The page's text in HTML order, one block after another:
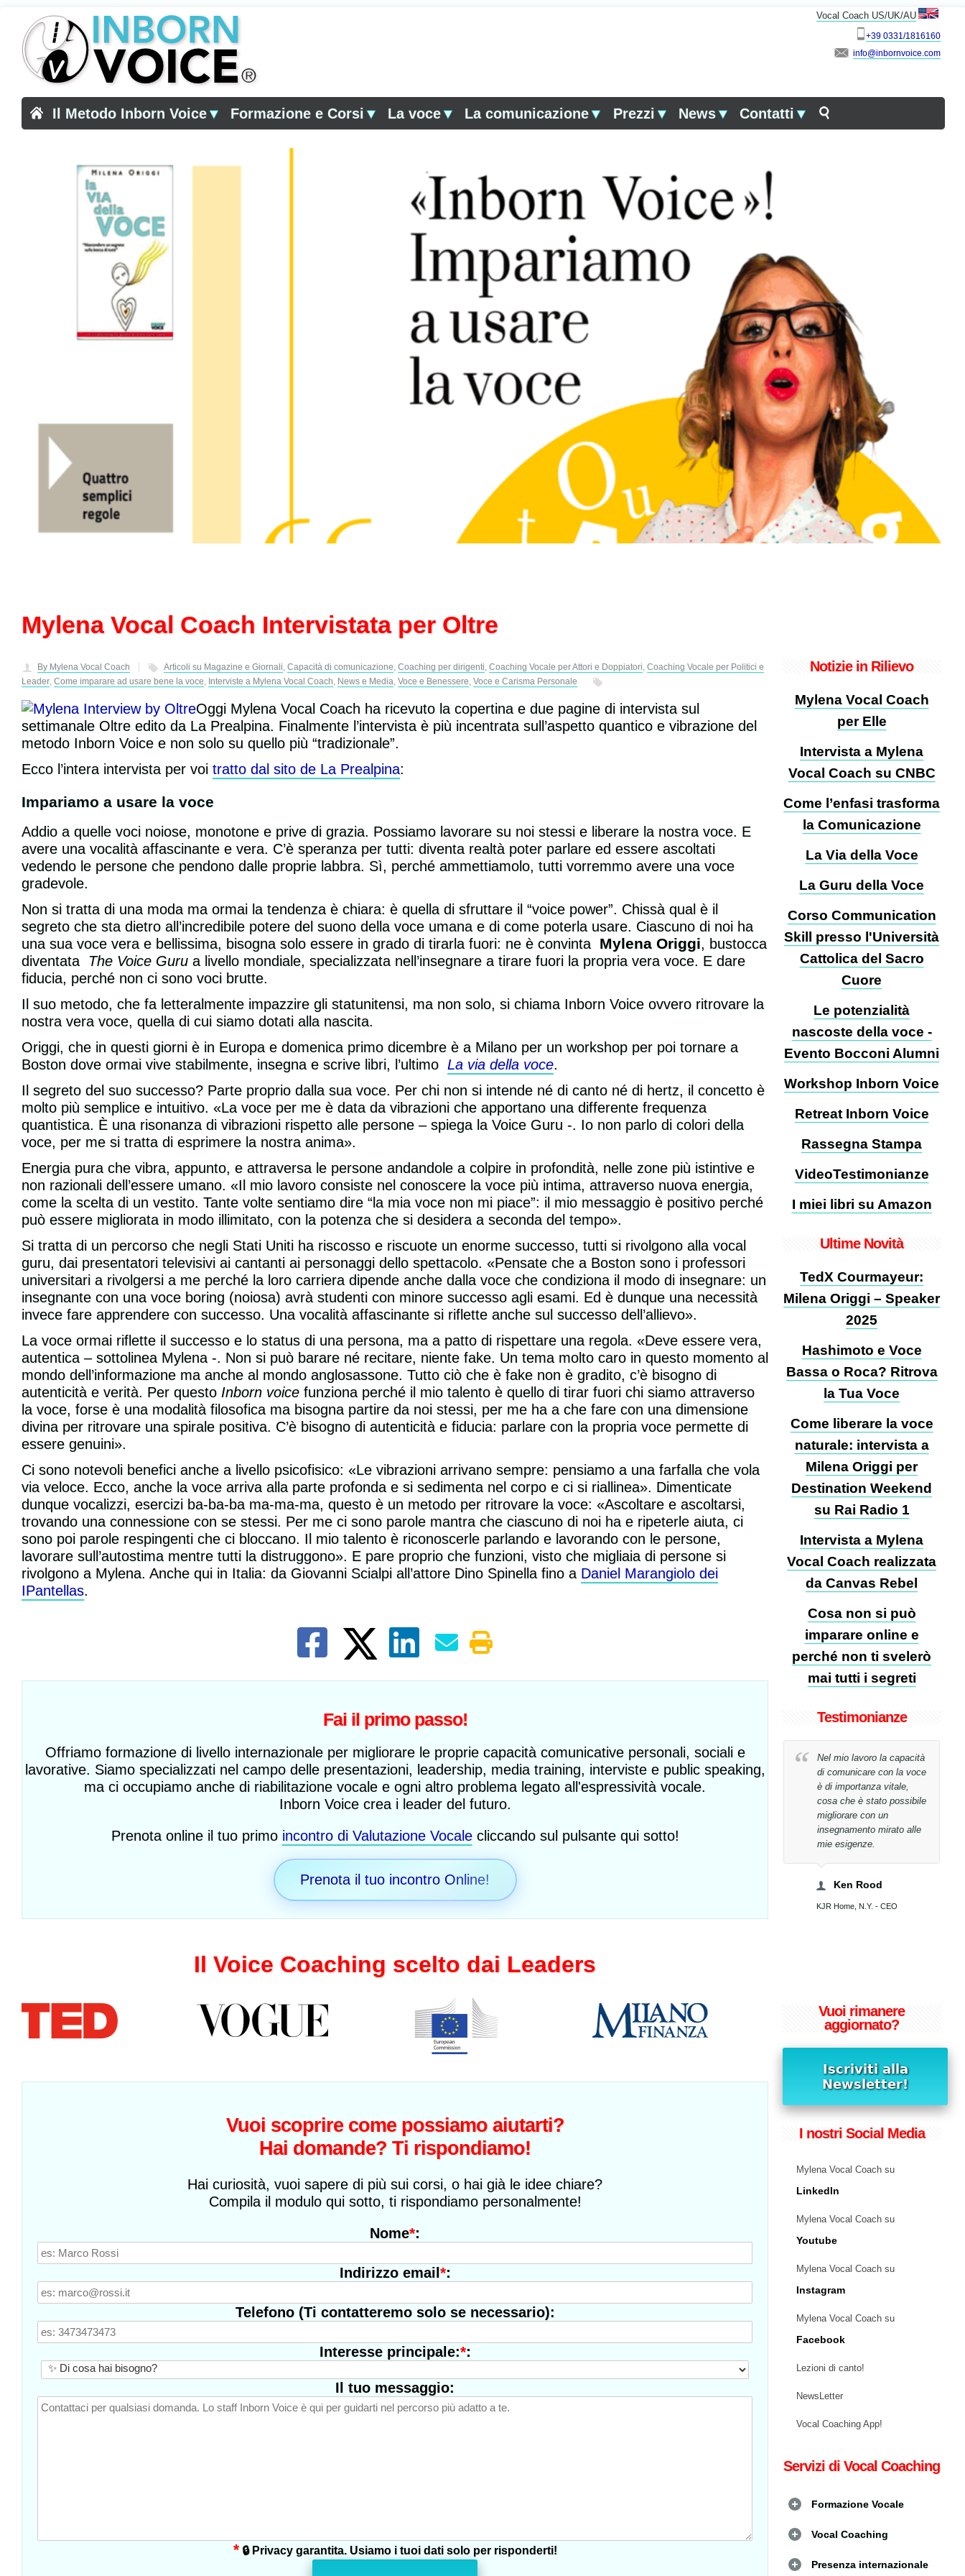
Vocal Coach US/UK/AU
+39 0331/1816160
info
Il Metodo Inborn Voice▼ Formazione e Corsi▼ La voce▼ La comunicazione▼ Prezzi▼ News▼ Contatti▼
Mylena Vocal Coach Intervistata per Oltre
By Mylena Vocal Coach Articoli su Magazine e Giornali Capacità di comunicazione Coaching per dirigenti Coaching Vocale per Attori e Doppiatori Coaching Vocale per Politici e
Leader Come imparare ad usare bene la voce Interviste a Mylena Vocal Coach News e Media Voce e Benessere Voce e Carisma Personale
Oggi Mylena Vocal Coach ha ricevuto la copertina e due pagine di intervista sul
settimanale Oltre edito da La Prealpina. Finalmente l’intervista è più incentrata sull’aspetto quantico e vibrazione del
metodo Inborn Voice e non solo su quello più “tradizionale”.
Ecco l’intera intervista per voi tratto dal sito de La Prealpina:
Impariamo a usare la voce
Addio a quelle voci noiose, monotone e prive di grazia. Possiamo lavorare su noi stessi e liberare la nostra voce. E
avere una vocalità affascinante e vera. C’è speranza per tutti: diventa realtà poter parlare ed essere ascoltati
vedendo le persone che pendono dalle proprie labbra. Sì, perché ammettiamolo, tutti vorremmo avere una voce
gradevole.
Non si tratta di una moda ma ormai la tendenza è chiara: è quella di sfruttare il “voice power”. Chissà qual è il
segreto che sta dietro all’incredibile potere del suono della voce umana e di come poterla usare. Ciascuno di noi ha
una sua voce vera e bellissima, bisogna solo essere in grado di tirarla fuori: ne è convinta Mylena Origgi, bustocca
diventata The Voice Guru a livello mondiale, specializzata nell’insegnare a tirare fuori la propria vera voce. E dare
fiducia, perché non ci sono voci brutte.
Il suo metodo, che fa letteralmente impazzire gli statunitensi, ma non solo, si chiama Inborn Voice ovvero ritrovare la
nostra vera voce, quella di cui siamo dotati alla nascita.
Origgi, che in questi giorni è in Europa e domenica primo dicembre è a Milano per un workshop per poi tornare a
Boston dove ormai vive stabilmente, insegna e scrive libri, l’ultimo La via della voce.
Il segreto del suo successo? Parte proprio dalla sua voce. Per chi non si intende né di canto né di hertz, il concetto è
molto più semplice e intuitivo. «La voce per me è data da vibrazioni che apportano una differente frequenza
quantistica. È una risonanza di vibrazioni rispetto alle persone – spiega la Voice Guru -. Io non parlo di colori della
voce, per me si tratta di esprimere la nostra anima».
Energia pura che vibra, appunto, e attraversa le persone andandole a colpire in profondità, nelle zone più istintive e
non razionali dell’essere umano. «Il mio lavoro consiste nel conoscere la voce più intima, attraverso nuova energia,
come la scelta di un vestito. Tante volte sentiamo dire “la mia voce non mi piace”: il mio messaggio è positivo perché
può essere migliorata in modo illimitato, con la potenza che si desidera a seconda del tempo».
Si tratta di un percorso che negli Stati Uniti ha riscosso e riscuote un enorme successo, tutti si rivolgono alla vocal
guru, dai presentatori televisivi ai cantanti ai personaggi dello spettacolo. «Pensate che a Boston sono i professori
universitari a rivolgersi a me perché la loro carriera dipende anche dalla voce che condiziona il modo di insegnare: un
insegnante con una voce boring (noiosa) avrà studenti con minore successo agli esami. Ed è dunque una necessità
invece fare apprendere con successo. Una vocalità affascinante si riflette anche sul successo dell’allievo».
La voce ormai riflette il successo e lo status di una persona, ma a patto di rispettare una regola. «Deve essere vera,
autentica – sottolinea Mylena -. Non si può barare né recitare, niente fake. Un tema molto caro in questo momento al
mondo dell’informazione ma anche al mondo anglosassone. Tutto ciò che è fake non è gradito, c’è bisogno di
autenticità e verità. Per questo Inborn voice funziona perché il mio talento è quello di tirar fuori chi siamo attraverso
la voce, forse è una modalità filosofica ma bisogna partire da noi stessi, per me ha a che fare con una dimensione
divina per ritrovare una spirale positiva. C’è bisogno di autenticità e fiducia: parlare con la propria voce permette di
essere genuini».
Ci sono notevoli benefici anche a livello psicofisico: «Le vibrazioni arrivano sempre: pensiamo a una farfalla che vola
via veloce. Ecco, anche la voce arriva alla parte profonda e si sedimenta nel corpo e ci si riallinea». Dimenticate
dunque vocalizzi, esercizi ba-ba-ba ma-ma-ma, questo è un metodo per ritrovare la voce: «Ascoltare e ascoltarsi,
trovando una connessione con se stessi. Per me ci sono parole mantra che ciascuno di noi ha e ripeterle aiuta, ci
sono poi parole respingenti che ci bloccano. Il mio talento è riconoscerle parlando e lavorando con le persone,
lavorare sull’autostima mentre tutti la distruggono». E pare proprio che funzioni, visto che migliaia di persone si
rivolgono a Mylena. Anche qui in Italia: da Giovanni Scialpi all’attore Dino Spinella fino a Daniel Marangiolo dei
IPantellas.
Fai il primo passo!
Offriamo formazione di livello internazionale per migliorare le proprie capacità comunicative personali, sociali e
lavorative. Siamo specializzati nel campo delle presentazioni, leadership, media training, interviste e public speaking,
ma ci occupiamo anche di riabilitazione vocale e ogni altro problema legato all'espressività vocale.
Inborn Voice crea i leader del futuro.
Prenota online il tuo primo incontro di Valutazione Vocalecliccando sul pulsante qui sotto!
Prenota il tuo incontro Online!
Il Voice Coaching scelto dai Leaders
Vuoi scoprire come possiamo aiutarti?
Hai domande? Ti rispondiamo!
Hai curiosità, vuoi sapere di più sui corsi, o hai già le idee chiare?
Compila il modulo qui sotto, ti rispondiamo personalmente!
Nome*:
Indirizzo email*:
Telefono (Ti contatteremo solo se necessario):
Interesse principale:*:
Il tuo messaggio:
*🔒 Privacy garantita. Usiamo i tuoi dati solo per risponderti!
Notizie in Rilievo
Mylena Vocal Coach
per Elle
Intervista a Mylena
Vocal Coach su CNBC
Come l’enfasi trasforma
la Comunicazione
La Via della Voce
La Guru della Voce
Corso Communication
Skill presso l'Università
Cattolica del Sacro
Cuore
Le potenzialità
nascoste della voce -
Evento Bocconi Alumni
Workshop Inborn Voice
Retreat Inborn Voice
Rassegna Stampa
VideoTestimonianze
I miei libri su Amazon
Ultime Novità
TedX Courmayeur:
Milena Origgi – Speaker
2025
Hashimoto e Voce
Bassa o Roca? Ritrova
la Tua Voce
Come liberare la voce
naturale: intervista a
Milena Origgi per
Destination Weekend
su Rai Radio 1
Intervista a Mylena
Vocal Coach realizzata
da Canvas Rebel
Cosa non si può
imparare online e
perché non ti svelerò
mai tutti i segreti
Testimonianze
Sono rimasta sorpresa
dalla serietà e
dall'efficacia del metodo di
Mylena, pieno di esercizi
lezioni ho sviluppato una
voce più resistente e ora
sono in grado di cantare
senza problemi le canzoni
che scrivo!
Non avrei mai creduto di
riuscire a raggiungere il
mio obiettivo in sole 26
Tony Bucci
Nel mio lavoro la capacità
di comunicare con la voce
è di importanza vitale,
cosa che è stato possibile
migliorare con un
insegnamento mirato alle
mie esigenze.
Ken Rood
KJR Home, N.Y. - CEO
Vuoi rimanere
aggiornato?
I nostri Social Media
Mylena Vocal Coach su
LinkedIn
Mylena Vocal Coach su
Youtube
Mylena Vocal Coach su
Instagram
Mylena Vocal Coach su
Facebook
Lezioni di canto!
NewsLetter
Vocal Coaching App!
Servizi di Vocal Coaching
Formazione Vocale
Vocal Coaching
Presenza internazionale